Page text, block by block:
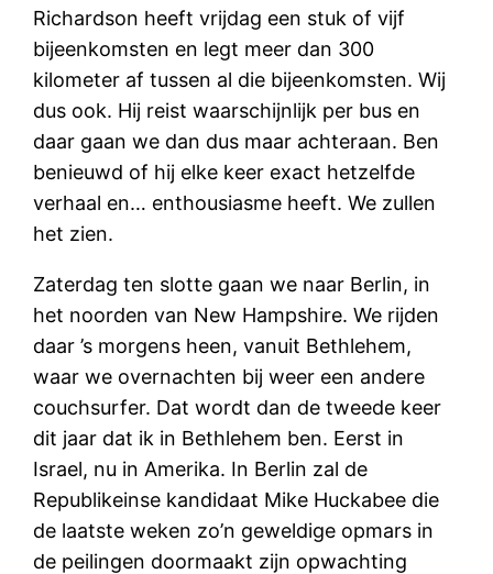
Richardson heeft vrijdag een stuk of vijf
bijeenkomsten en legt meer dan 300
kilometer af tussen al die bijeenkomsten. Wij
dus ook. Hij reist waarschijnlijk per bus en
daar gaan we dan dus maar achteraan. Ben
benieuwd of hij elke keer exact hetzelfde
verhaal en… enthousiasme heeft. We zullen
het zien.
Zaterdag ten slotte gaan we naar Berlin, in
het noorden van New Hampshire. We rijden
daar ’s morgens heen, vanuit Bethlehem,
waar we overnachten bij weer een andere
couchsurfer. Dat wordt dan de tweede keer
dit jaar dat ik in Bethlehem ben. Eerst in
Israel, nu in Amerika. In Berlin zal de
Republikeinse kandidaat Mike Huckabee die
de laatste weken zo’n geweldige opmars in
de peilingen doormaakt zijn opwachting